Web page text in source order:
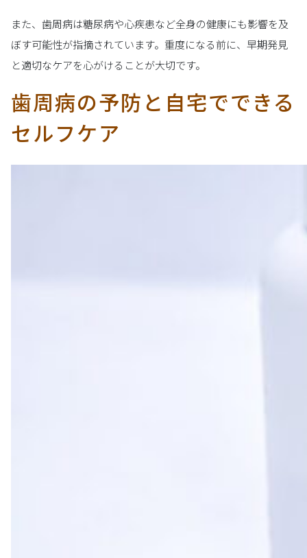
また、歯周病は糖尿病や心疾患など全身の健康にも影響を及
ぼす可能性が指摘されています。重度になる前に、早期発見
と適切なケアを心がけることが大切です。
歯周病の予防と自宅でできる
セルフケア